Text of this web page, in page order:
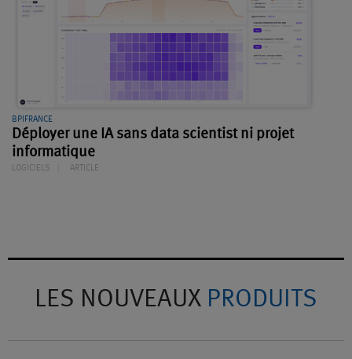
BPIFRANCE
Déployer une IA sans data scientist ni projet
informatique
LOGICIELS ARTICLE
LES NOUVEAUX PRODUITS